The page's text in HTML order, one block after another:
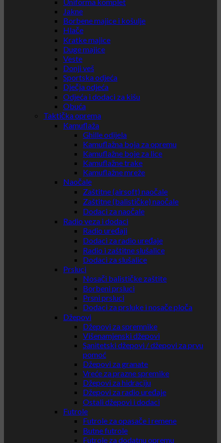
Jakne
Borbene majice i košulje
Hlače
Kratke majice
Duge majice
Veste
Donji veš
Sportska odjeća
Dječja odjeća
Odjeća i dodaci za kišu
Obuća
Taktička oprema
Kamuflaža
Ghille odijela
Kamuflažna boja za opremu
Kamuflažne boje za lice
Kamuflažne trake
Kamuflažne mreže
Naočale
Zaštitne (airsoft) naočale
Zaštitne (balističke) naočale
Dodaci za naočale
Radio veza i dodaci
Radio uređaji
Dodaci za radio uređaje
Radio i zaštitne slušalice
Dodaci za slušalice
Prsluci
Nosači balističke zaštite
Borbeni prsluci
Prsni prsluci
Dodaci za prsluke i nosače ploča
Džepovi
Džepovi za spremnike
Višenamjenski džepovi
Sanitetski džepovi / džepovi za prvu
pomoć
Džepovi za granate
Vreće za prazne spremike
Džepovi za hidraciju
Džepovi za radio uređaje
Ostali džepovi i dodaci
Futrole
Futrole za opasače i remene
Butne futrole
Futrole za dodatnu opremu